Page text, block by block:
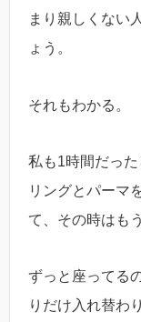
まり親しくない
ょう。
それもわかる。
私も1時間だっ
リングとパーマ
て、その時はも
ずっと座ってる
りだけ入れ替わ